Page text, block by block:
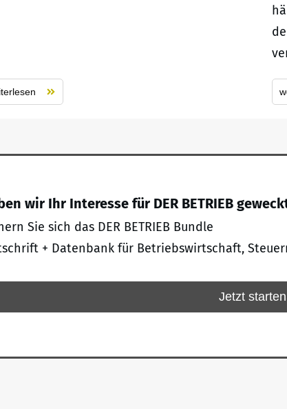
wir Ihr Interesse für DER BETRIEB
Sie sich das DER BETRIEB Bundle
+ Datenbank für Betriebswirtschaft,
Jetzt